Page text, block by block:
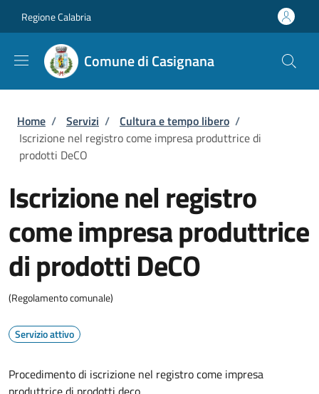
Regione Calabria
Comune di Casignana
Briciole di pane
Home / Servizi / Cultura e tempo libero /
Iscrizione nel registro come impresa produttrice di
prodotti DeCO
Iscrizione nel registro
come impresa produttrice
di prodotti DeCO
(Regolamento comunale)
Servizio attivo
Procedimento di iscrizione nel registro come impresa